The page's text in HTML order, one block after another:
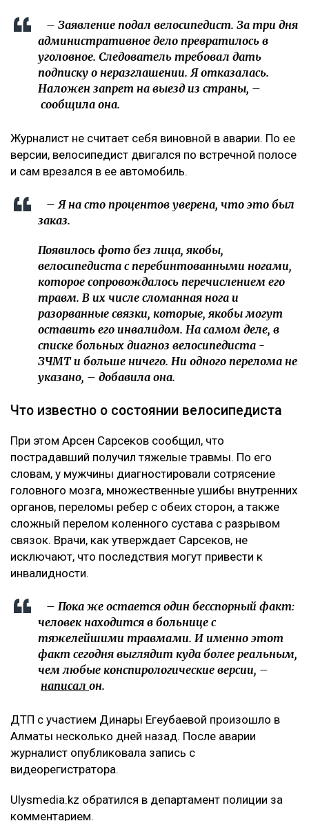
– Заявление подал велосипедист. За три дня
административное дело превратилось в
уголовное. Следователь требовал дать
подписку о неразглашении. Я отказалась.
Наложен запрет на выезд из страны, –
сообщила она.
Журналист не считает себя виновной в аварии. По ее
версии, велосипедист двигался по встречной полосе
и сам врезался в ее автомобиль.
– Я на сто процентов уверена, что это был
заказ.
Появилось фото без лица, якобы,
велосипедиста с перебинтованными ногами,
которое сопровождалось перечислением его
травм. В их числе сломанная нога и
разорванные связки, которые, якобы могут
оставить его инвалидом. На самом деле, в
списке больных диагноз велосипедиста -
ЗЧМТ и больше ничего. Ни одного перелома не
указано, – добавила она.
Что известно о состоянии велосипедиста
При этом Арсен Сарсеков сообщил, что
пострадавший получил тяжелые травмы. По его
словам, у мужчины диагностировали сотрясение
головного мозга, множественные ушибы внутренних
органов, переломы ребер с обеих сторон, а также
сложный перелом коленного сустава с разрывом
связок. Врачи, как утверждает Сарсеков, не
исключают, что последствия могут привести к
инвалидности.
– Пока же остается один бесспорный факт:
человек находится в больнице с
тяжелейшими травмами. И именно этот
факт сегодня выглядит куда более реальным,
чем любые конспирологические версии, –
написал он.
ДТП с участием Динары Егеубаевой произошло в
Алматы несколько дней назад. После аварии
журналист опубликовала запись с
видеорегистратора.
Ulysmedia.kz обратился в департамент полиции за
комментарием.